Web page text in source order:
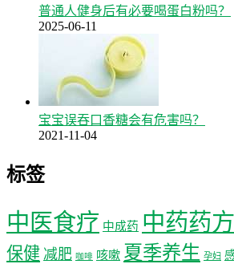
普通人健身后有必要喝蛋白粉吗？
2025-06-11
宝宝误吞口香糖会有危害吗？
2021-11-04
标签
中医食疗 中成药 中药药方
保健 减肥 咖啡 咳嗽 夏季养生 孕妇